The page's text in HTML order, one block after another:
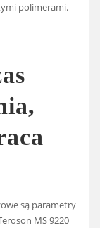
polimerami.
są parametry
MS 9220